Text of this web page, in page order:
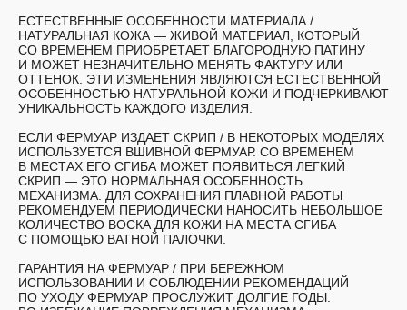
ЕСТЕСТВЕННЫЕ ОСОБЕННОСТИ МАТЕРИАЛА /
НАТУРАЛЬНАЯ КОЖА — ЖИВОЙ МАТЕРИАЛ, КОТОРЫЙ
СО ВРЕМЕНЕМ ПРИОБРЕТАЕТ БЛАГОРОДНУЮ ПАТИНУ
И МОЖЕТ НЕЗНАЧИТЕЛЬНО МЕНЯТЬ ФАКТУРУ ИЛИ
ОТТЕНОК. ЭТИ ИЗМЕНЕНИЯ ЯВЛЯЮТСЯ ЕСТЕСТВЕННОЙ
ОСОБЕННОСТЬЮ НАТУРАЛЬНОЙ КОЖИ И ПОДЧЕРКИВАЮТ
УНИКАЛЬНОСТЬ КАЖДОГО ИЗДЕЛИЯ.
ЕСЛИ ФЕРМУАР ИЗДАЕТ СКРИП / В НЕКОТОРЫХ МОДЕЛЯХ
ИСПОЛЬЗУЕТСЯ ВШИВНОЙ ФЕРМУАР. СО ВРЕМЕНЕМ
В МЕСТАХ ЕГО СГИБА МОЖЕТ ПОЯВИТЬСЯ ЛЕГКИЙ
СКРИП — ЭТО НОРМАЛЬНАЯ ОСОБЕННОСТЬ
МЕХАНИЗМА. ДЛЯ СОХРАНЕНИЯ ПЛАВНОЙ РАБОТЫ
РЕКОМЕНДУЕМ ПЕРИОДИЧЕСКИ НАНОСИТЬ НЕБОЛЬШОЕ
КОЛИЧЕСТВО ВОСКА ДЛЯ КОЖИ НА МЕСТА СГИБА
С ПОМОЩЬЮ ВАТНОЙ ПАЛОЧКИ.
ГАРАНТИЯ НА ФЕРМУАР / ПРИ БЕРЕЖНОМ
ИСПОЛЬЗОВАНИИ И СОБЛЮДЕНИИ РЕКОМЕНДАЦИЙ
ПО УХОДУ ФЕРМУАР ПРОСЛУЖИТ ДОЛГИЕ ГОДЫ.